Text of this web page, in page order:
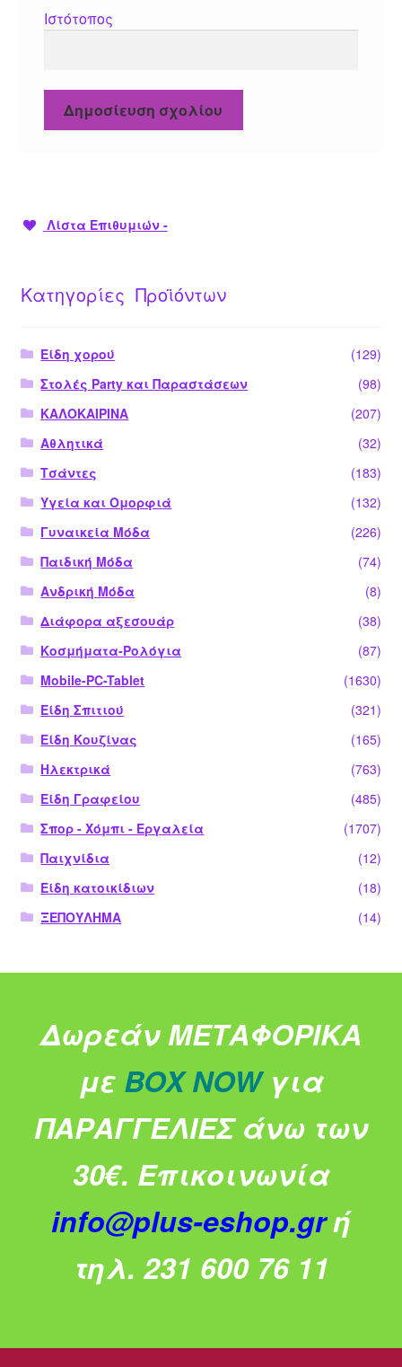
Ιστότοπος
Λίστα Επιθυμιών -
Κατηγορίες Προϊόντων
Είδη χορού
(129)
Στολές Party και Παραστάσεων
(98)
ΚΑΛΟΚΑΙΡΙΝΑ
(207)
Αθλητικά
(32)
Τσάντες
(183)
Υγεία και Ομορφιά
(132)
Γυναικεία Μόδα
(226)
Παιδική Μόδα
(74)
Ανδρική Μόδα
(8)
Διάφορα αξεσουάρ
(38)
Κοσμήματα-Ρολόγια
(87)
Mobile-PC-Tablet
(1630)
Είδη Σπιτιού
(321)
Είδη Κουζίνας
(165)
Ηλεκτρικά
(763)
Είδη Γραφείου
(485)
Σπορ - Χόμπι - Εργαλεία
(1707)
Παιχνίδια
(12)
Είδη κατοικίδιων
(18)
ΞΕΠΟΥΛΗΜΑ
(14)
Δωρεάν ΜΕΤΑΦΟΡΙΚΑ
με BOX NOW για
ΠΑΡΑΓΓΕΛΙΕΣ άνω των
30€. Επικοινωνία
info@plus-eshop.grή
τηλ. 231 600 76 11